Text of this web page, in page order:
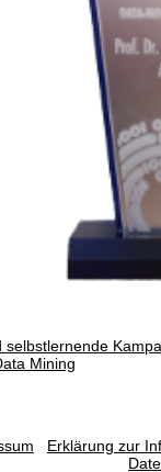
selbstlernende
Mining
Erklärung zur